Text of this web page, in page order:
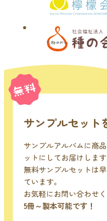
サンプルセット
サンプルアルバムに商
ットにしてお届けします
無料サンプルセットは
ています。
お気軽にお問い合わせく
5冊～製本可能です！